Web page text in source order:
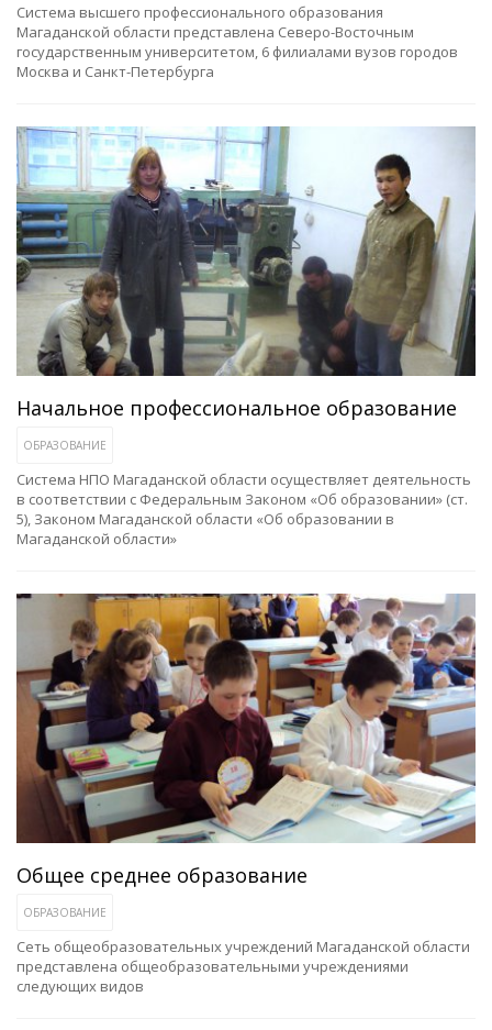
Система высшего профессионального образования
Магаданской области представлена Северо-Восточным
государственным университетом, 6 филиалами вузов городов
Москва и Санкт-Петербурга
Начальное профессиональное образование
ОБРАЗОВАНИЕ
Система НПО Магаданской области осуществляет деятельность
в соответствии с Федеральным Законом «Об образовании» (ст.
5), Законом Магаданской области «Об образовании в
Магаданской области»
Общее среднее образование
ОБРАЗОВАНИЕ
Сеть общеобразовательных учреждений Магаданской области
представлена общеобразовательными учреждениями
следующих видов